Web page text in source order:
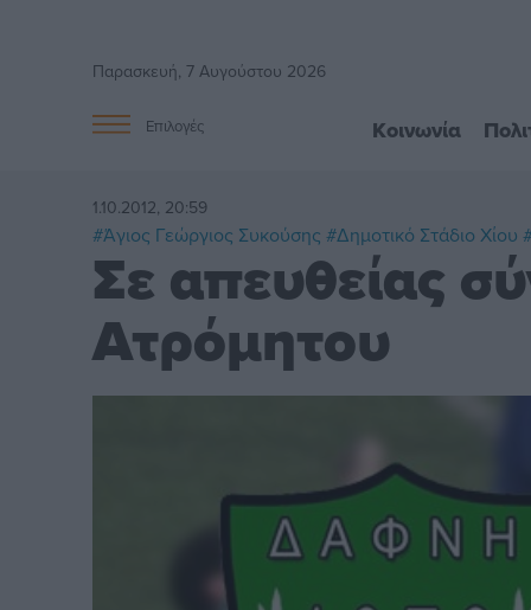
Παρασκευή, 7 Αυγούστου 2026
Επιλογές Κοινωνία
1.10.2012, 20:59
#Άγιος Γεώργιος Συκούσης #Δημοτικό Στάδιο Χίου
Σε απευθείας
Ατρόμητου